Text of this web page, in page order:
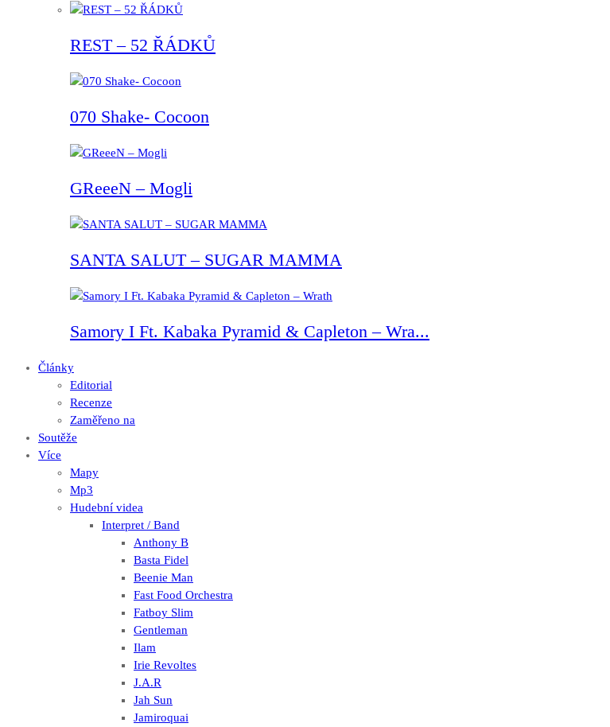
REST – 52 ŘÁDKŮ
070 Shake- Cocoon
GReeeN – Mogli
SANTA SALUT – SUGAR MAMMA
Samory I Ft. Kabaka Pyramid & Capleton – Wra...
Články
Editorial
Recenze
Zaměřeno na
Soutěže
Více
Mapy
Mp3
Hudební videa
Interpret / Band
Anthony B
Basta Fidel
Beenie Man
Fast Food Orchestra
Fatboy Slim
Gentleman
Ilam
Irie Revoltes
J.A.R
Jah Sun
Jamiroquai